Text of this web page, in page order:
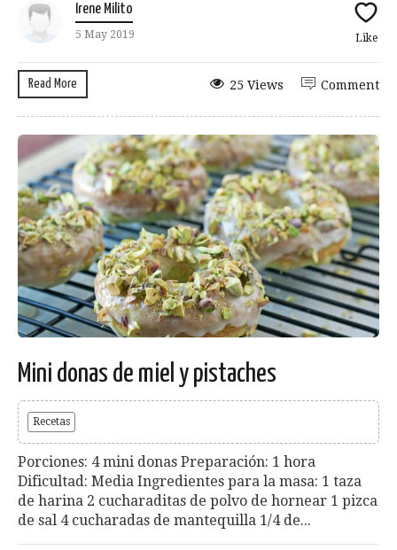
Irene Milito
5 May 2019 Like
Read More Comment
25 Views
Mini donas de miel y pistaches
Recetas
Porciones: 4 mini donas Preparación: 1 hora
Dificultad: Media Ingredientes para la masa: 1 taza
de harina 2 cucharaditas de polvo de hornear 1 pizca
de sal 4 cucharadas de mantequilla 1/4 de...